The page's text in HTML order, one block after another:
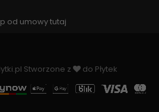
od umowy tutaj
Stworzone z do Płytek